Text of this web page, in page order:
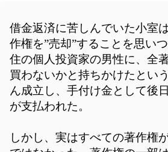
借金返済に苦しんでいた小室
作権を”売却”することを思い
住の個人投資家の男性に、全
買わないかと持ちかけたとい
ん成立し、手付け金として後
が支払われた。
しかし、実はすべての著作権